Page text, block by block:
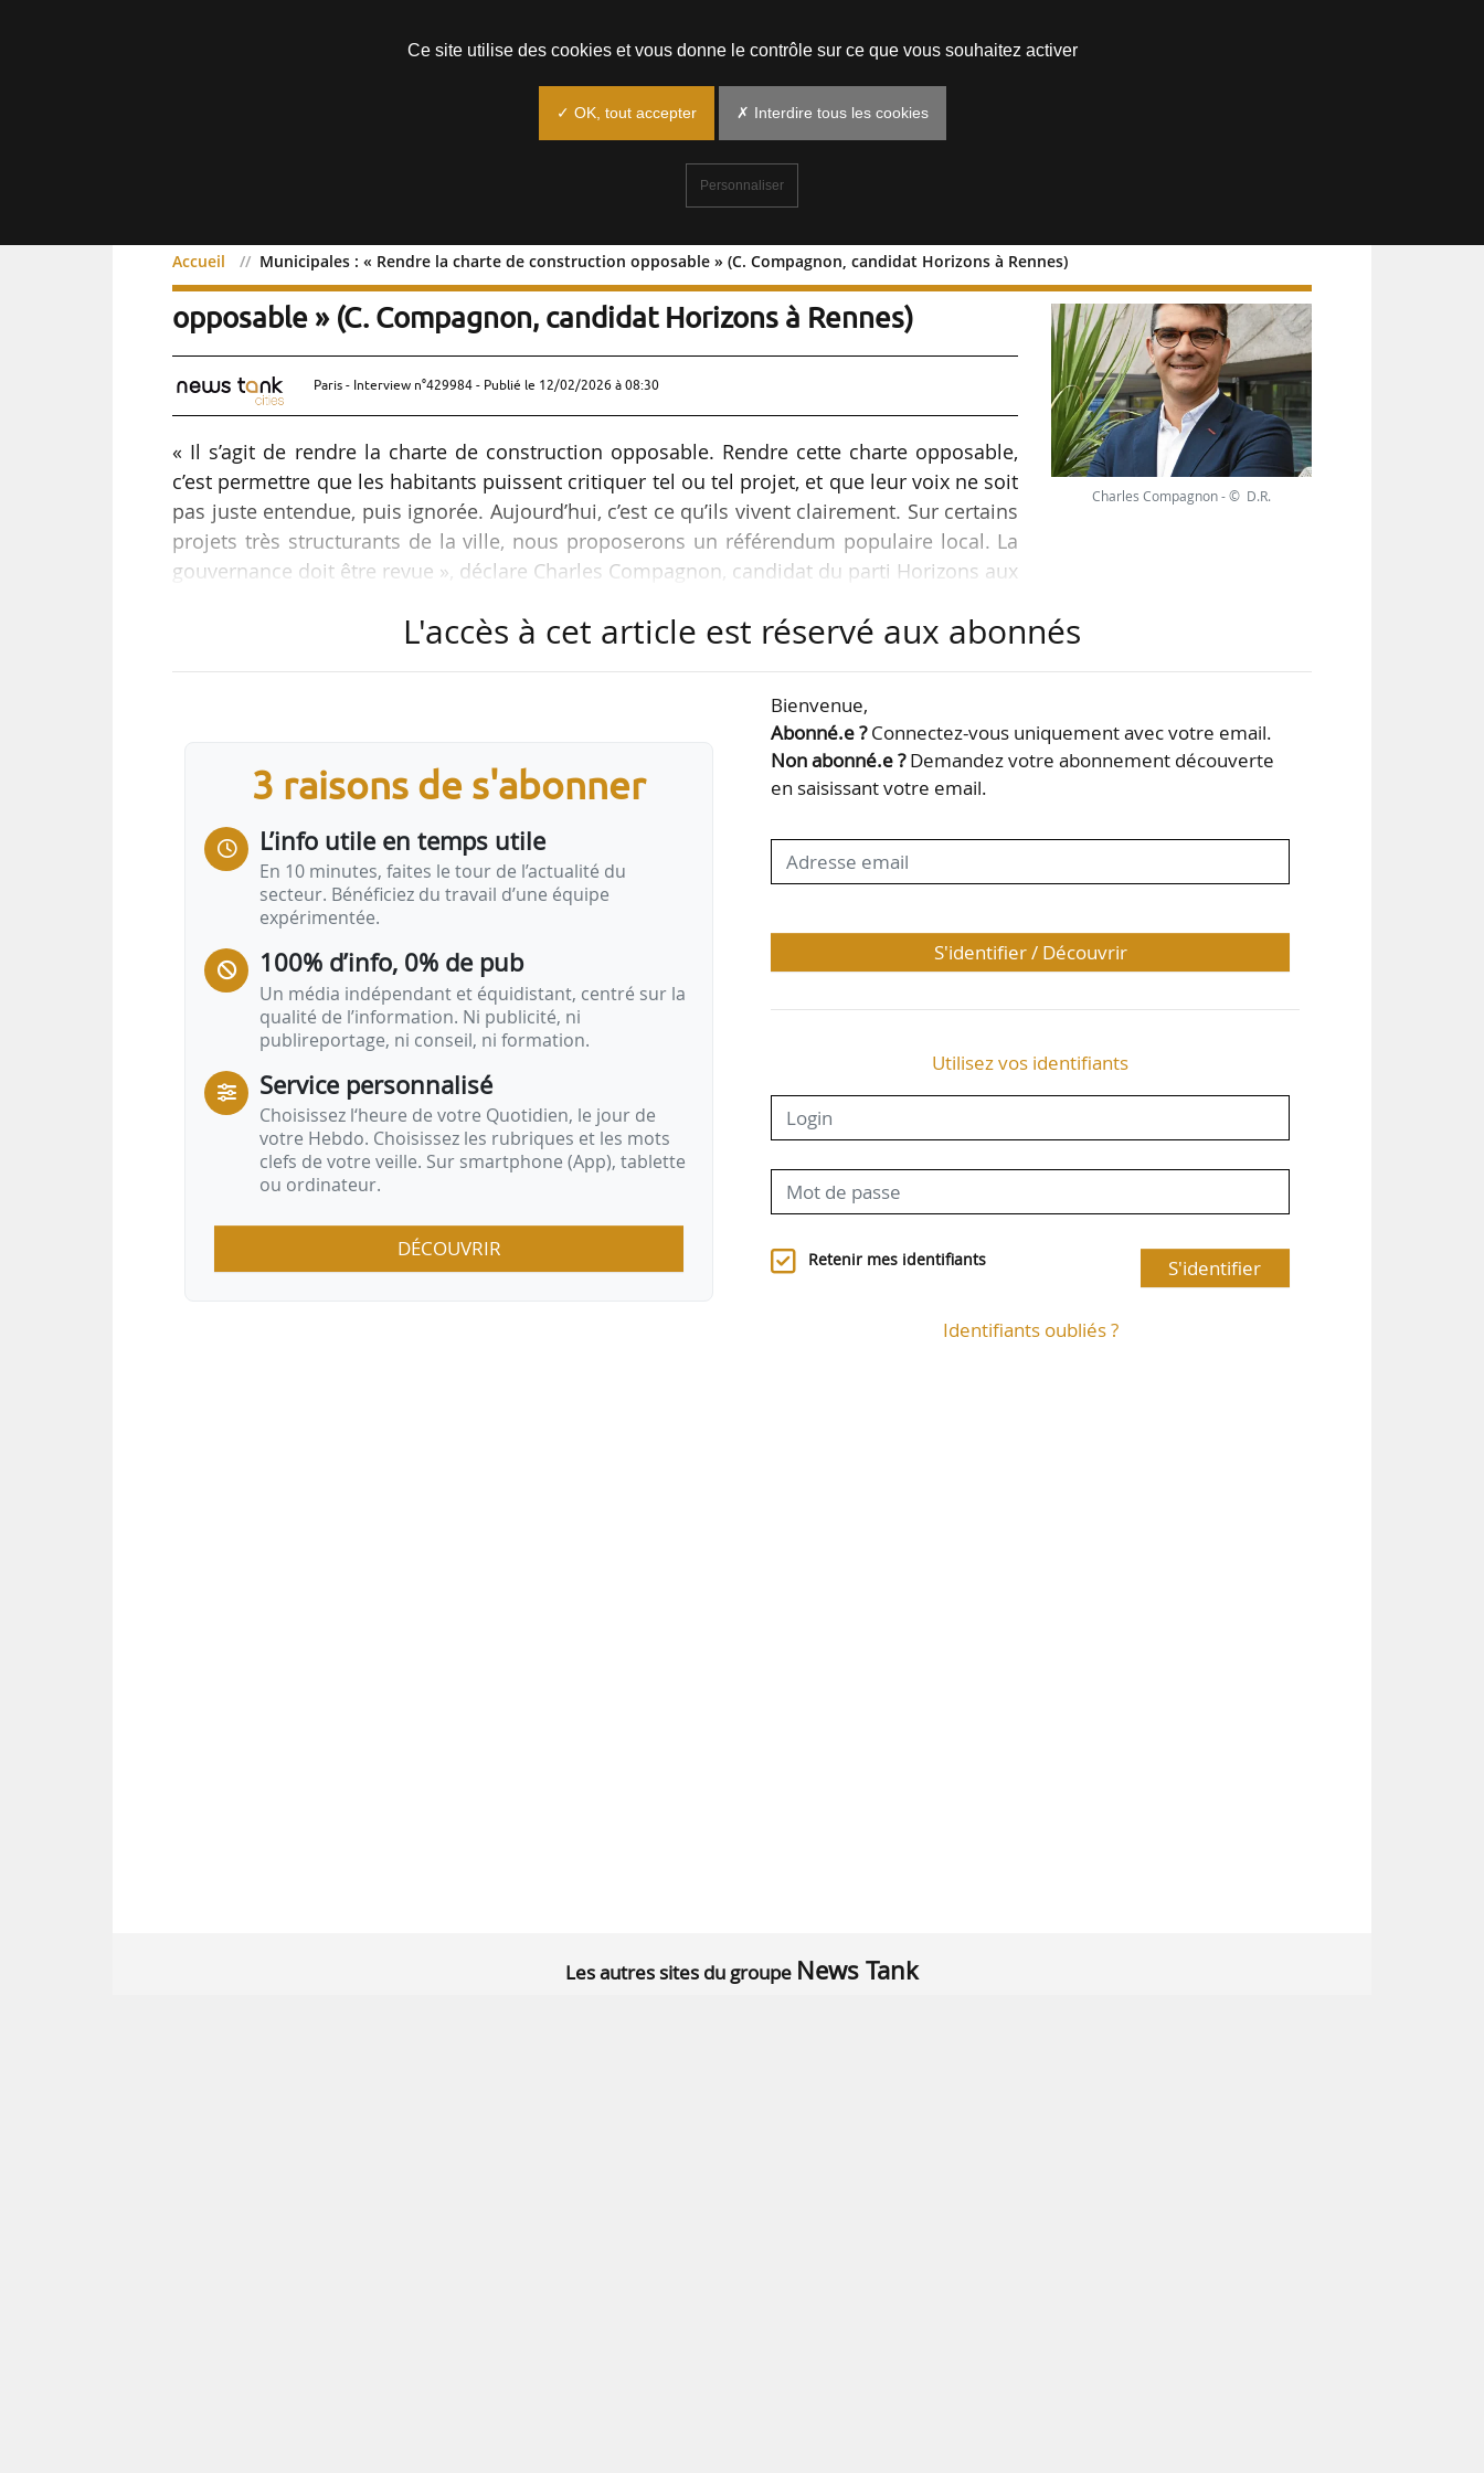
Accueil Municipales : « Rendre la charte de construction opposable » (C. Compagnon, candidat Horizons à Rennes)
Exclusif
Municipales : « Rendre la charte de construction
opposable » (C. Compagnon, candidat Horizons à Rennes)
Paris - Interview n°429984 - Publié le 12/02/2026 à 08:30
« Il s’agit de rendre la charte de construction opposable. Rendre cette charte opposable,
c’est permettre que les habitants puissent critiquer tel ou tel projet, et que leur voix ne soit
pas juste entendue, puis ignorée. Aujourd’hui, c’est ce qu’ils vivent clairement. Sur certains
projets très structurants de la ville, nous proposerons un référendum populaire local. La
gouvernance doit être revue », déclare Charles Compagnon, candidat du parti Horizons aux
Charles Compagnon a fait une alliance avec Carole Gandon, candidate LREM en 2020…
Charles Compagnon - © D.R.
L'accès à cet article est réservé aux abonnés
3 raisons de s'abonner
L’info utile en temps utile
En 10 minutes, faites le tour de l’actualité du
secteur. Bénéficiez du travail d’une équipe
expérimentée.
100% d’info, 0% de pub
Un média indépendant et équidistant, centré sur la
qualité de l’information. Ni publicité, ni
publireportage, ni conseil, ni formation.
Service personnalisé
Choisissez l‘heure de votre Quotidien, le jour de
votre Hebdo. Choisissez les rubriques et les mots
clefs de votre veille. Sur smartphone (App), tablette
ou ordinateur.
DÉCOUVRIR
Bienvenue,
Abonné.e ?Connectez-vous uniquement avec votre email.
Non abonné.e ?Demandez votre abonnement découverte
en saisissant votre email.
S'identifier / Découvrir
Utilisez vos identifiants
Retenir mes identifiants S'identifier
Identifiants oubliés ?
Les autres sites du groupe News Tank
Ce site utilise des cookies et vous donne le contrôle sur ce que vous souhaitez activer
✓ OK, tout accepter ✗ Interdire tous les cookies
Personnaliser